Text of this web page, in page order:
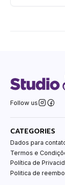
Follow us
CATEGORIES
Dados para
Termos e
Política de
Politica de